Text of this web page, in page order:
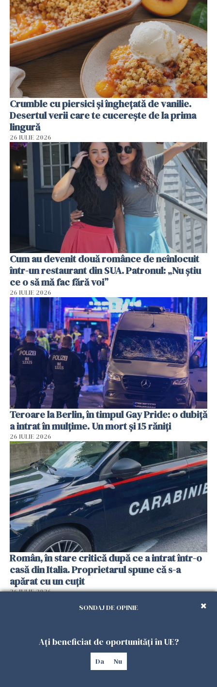
Crumble cu piersici și înghețată de vanilie.
Desertul verii care te cucerește de la prima
lingură
26 IULIE 2026
Cum au devenit două românce de neînlocuit
într-un restaurant din SUA. Patronul: „Nu știu
ce o să mă fac fără voi”
26 IULIE 2026
Teroare la Berlin, în timpul Gay Pride: o dubiță
a intrat în mulțime. Un mort și 15 răniți
26 IULIE 2026
Român, în stare critică după ce a intrat într-o
casă din Italia. Proprietarul spune că s-a
apărat cu un cuțit
26 IULIE 2026
SONDAJ DE OPINIE
Ați beneficiat de oportunități în UE?
Da Nu